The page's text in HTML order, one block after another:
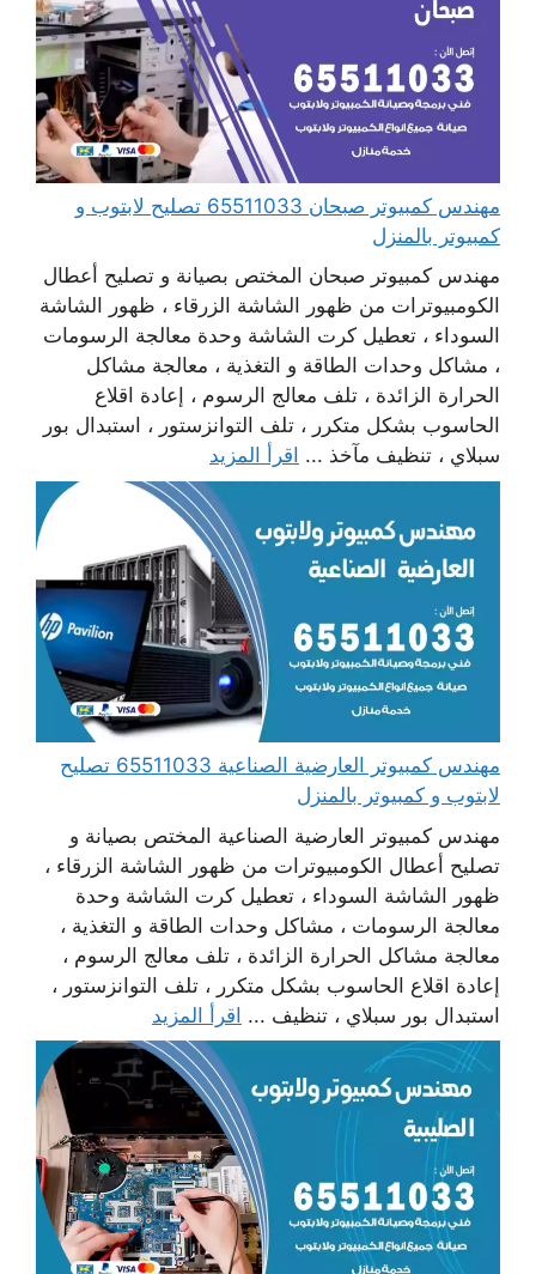
مهندس كمبيوتر صبحان 65511033 تصليح لابتوب و
كمبيوتر بالمنزل
مهندس كمبيوتر صبحان المختص بصيانة و تصليح أعطال
الكومبيوترات من ظهور الشاشة الزرقاء ، ظهور الشاشة
السوداء ، تعطيل كرت الشاشة وحدة معالجة الرسومات
، مشاكل وحدات الطاقة و التغذية ، معالجة مشاكل
الحرارة الزائدة ، تلف معالج الرسوم ، إعادة اقلاع
الحاسوب بشكل متكرر ، تلف التوانزستور ، استبدال بور
سبلاي ، تنظيف مآخذ ... اقرأ المزيد
مهندس كمبيوتر العارضية الصناعية 65511033 تصليح
لابتوب و كمبيوتر بالمنزل
مهندس كمبيوتر العارضية الصناعية المختص بصيانة و
تصليح أعطال الكومبيوترات من ظهور الشاشة الزرقاء ،
ظهور الشاشة السوداء ، تعطيل كرت الشاشة وحدة
معالجة الرسومات ، مشاكل وحدات الطاقة و التغذية ،
معالجة مشاكل الحرارة الزائدة ، تلف معالج الرسوم ،
إعادة اقلاع الحاسوب بشكل متكرر ، تلف التوانزستور ،
استبدال بور سبلاي ، تنظيف ... اقرأ المزيد